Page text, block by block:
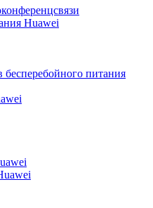
Huawei
питания